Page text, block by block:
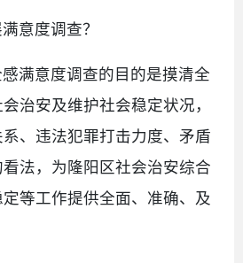
意度调查？
满意度调查的目的是摸清全
治安及维护社会稳定状况，
、违法犯罪打击力度、矛盾
法，为隆阳区社会治安综合
等工作提供全面、准确、及